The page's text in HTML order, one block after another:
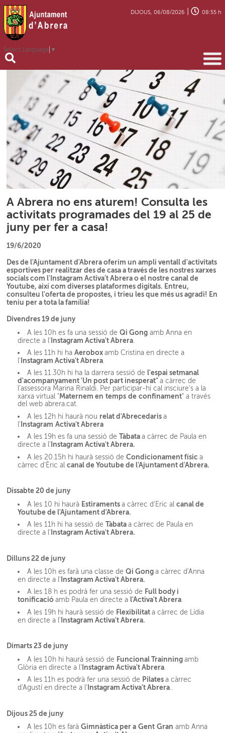
Select Language ▼
DIJOUS, 06/08/2026 08:55 h
A Abrera no ens aturem! Consulta les
activitats programades del 19 al 25 de
juny per fer a casa!
19/6/2020
Des de l'Ajuntament d'Abrera oferim un ampli ventall d'activitats
esportives per realitzar des de casa a través de les nostres xarxes
socials com l'Instagram Activa't Abrera o el nostre canal de
Youtube, així com diverses plataformes digitals. Entreu,
consulteu l'oferta de propostes, i trieu les que més us agradi! En
teniu per a tota la família!
Divendres 19 de juny
A les 10h es fa una sessió deQi Gong amb Anna en
directe a l'InstagramActiva't Abrera
A les 11h hi haAeroboxamb Cristina en directe a
l' InstagramActiva't Abrera.
A les 11.30h hi ha la darrera sessió de l'espai setmanal
d'acompanyament 'Un post part inesperat"a càrrec de
l'assessora Marina Rinaldi. Per participar-hi cal insciure's a la
xarxa virtual "Maternemen temps de confinament" a través
del web abrera.cat.
A les 12h hi haurà nou relat d'Abrecedarisa
l' Instagram Activa't Abrera
A les 19h es fa una sessió deTàbataa càrrec de Paula en
directe a l' Instagram Activa't Abrera.
A les 20.15h hi haurà sessió deCondicionament física
càrrec d'Èric alcanal de Youtube de l'Ajuntament d'Abrera.
Dissabte 20 de juny
A les 10 hi haurà Estiramentsa càrrec d'Eric alcanal de
Youtube de l'Ajuntament d'Abrera.
A les 11h hi ha sessió deTàbataa càrrec de Paula en
directe a l' Instagram Activa't Abrera.
Dilluns 22 de juny
A les 10h es farà una classe deQi Gonga càrrec d'Anna
en directe a l' Instagram Activa't Abrera.
A les 18 h es podrà fer una sessió de Full body i
tonificacióamb Paula en directe a l'Activa't Abrera.
A les 19h hi haurà sessió de Flexibilitata càrrec de Lídia
en directe a l' Instagram Activa't Abrera.
Dimarts 23 de juny
A les 10h hi haurà sessió de Funcional Trainningamb
Glòria en directe a l' Instagram Activa't Abrera
A les 11h es podrà fer una sessió de Pilatesa càrrec
d'Agustí en directe a l' Instagram Activa't Abrera..
Dijous 25 de juny
A les 10h es faràGimnàstica pera Gent Gran amb Anna